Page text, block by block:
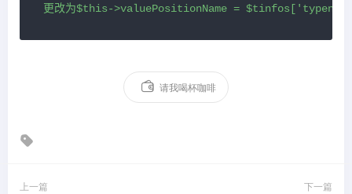
更改为$this->valuePositionName =
请我喝杯咖啡
上一篇 下一篇